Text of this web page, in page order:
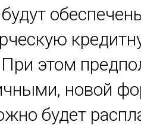
этом
новой
будет